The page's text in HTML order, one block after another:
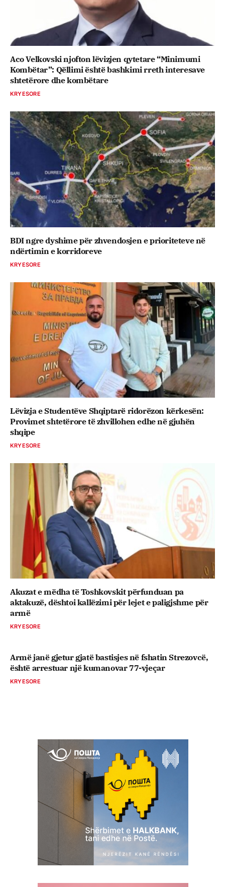
Aco Velkovski njofton lëvizjen qytetare “Minimumi
Kombëtar”: Qëllimi është bashkimi rreth interesave
shtetërore dhe kombëtare
KRYESORE
BDI ngre dyshime për zhvendosjen e prioriteteve në
ndërtimin e korridoreve
KRYESORE
Lëvizja e Studentëve Shqiptarë ridorëzon kërkesën:
Provimet shtetërore të zhvillohen edhe në gjuhën
shqipe
KRYESORE
Akuzat e mëdha të Toshkovskit përfunduan pa
aktakuzë, dështoi kallëzimi për lejet e paligjshme për
armë
KRYESORE
Armë janë gjetur gjatë bastisjes në fshatin Strezovcë,
është arrestuar një kumanovar 77-vjeçar
KRYESORE